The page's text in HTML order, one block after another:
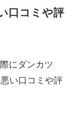
口コミや評
にダンカツ
い口コミや評